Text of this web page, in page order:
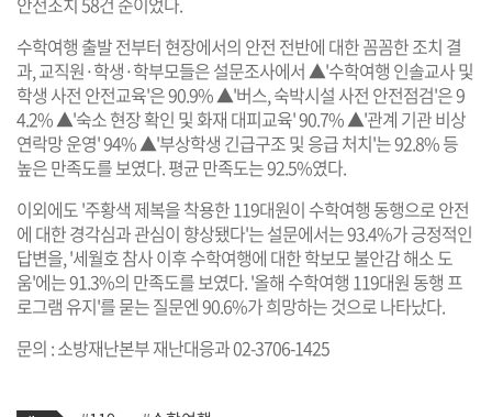
수학여행 출발 전부터 현장에서의 안전 전반에 대한 꼼꼼한 조치 결
과, 교직원·학생·학부모들은 설문조사에서 ▲'수학여행 인솔교사 및
학생 사전 안전교육'은 90.9% ▲'버스, 숙박시설 사전 안전점검'은 9
4.2% ▲'숙소 현장 확인 및 화재 대피교육' 90.7% ▲'관계 기관 비상
연락망 운영' 94% ▲'부상학생 긴급구조 및 응급 처치'는 92.8% 등
높은 만족도를 보였다. 평균 만족도는 92.5%였다.
이외에도 '주황색 제복을 착용한 119대원이 수학여행 동행으로 안전
에 대한 경각심과 관심이 향상됐다'는 설문에서는 93.4%가 긍정적인
답변을, '세월호 참사 이후 수학여행에 대한 학보모 불안감 해소 도
움'에는 91.3%의 만족도를 보였다. '올해 수학여행 119대원 동행 프
로그램 유지'를 묻는 질문엔 90.6%가 희망하는 것으로 나타났다.
문의 : 소방재난본부 재난대응과 02-3706-1425
기